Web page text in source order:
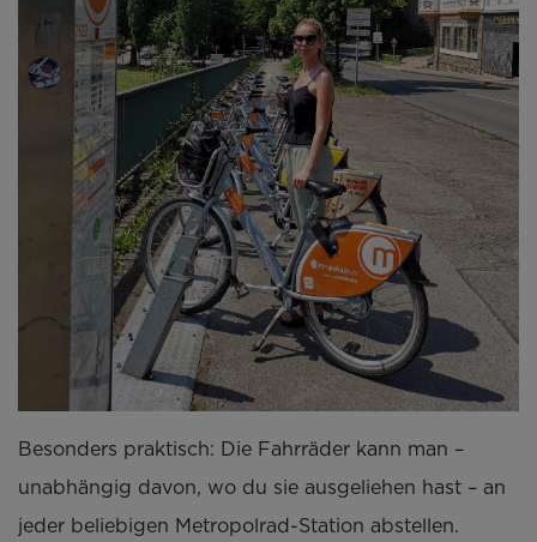
Besonders praktisch: Die Fahrräder kann man –
unabhängig davon, wo du sie ausgeliehen hast – an
jeder beliebigen Metropolrad-Station abstellen.